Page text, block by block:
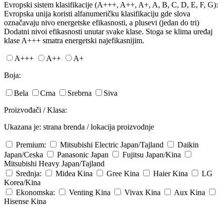
Evropski sistem klasifikacije (A+++, A++, A+, A, B, C, D, E, F, G):
Evropska unija koristi alfanumeričku klasifikaciju gde slova
označavaju nivo energetske efikasnosti, a plusevi (jedan do tri)
Dodatni nivoi efikasnosti unutar svake klase. Stoga se klima uređaj
klase A+++ smatra energetski najefikasnijim.
A+++ A++
A+
Boja:
Bela Crna Srebrna
Siva
Proizvođači / Klasa:
Ukazana je: strana brenda / lokacija proizvodnje
Premium: Mitsubishi Electric Japan/Tajland
Daikin
Japan/Ceska
Panasonic Japan Fujitsu Japan/Kina
Mitsubishi Heavy Japan/Tajland
Srednja:
Midea Kina Gree Kina Haier Kina
LG
Korea/Kina
Ekonomska:
Venting Kina Vivax Kina Aux Kina
Hisense Kina